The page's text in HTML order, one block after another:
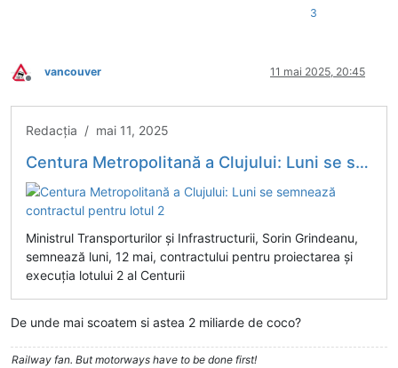
3
Deconectat
vancouver 11 mai 2025, 20:45
Redacția / mai 11, 2025
Centura Metropolitană a Clujului: Luni se semnează contractul pentru lotul 2
Ministrul Transporturilor și Infrastructurii, Sorin Grindeanu,
semnează luni, 12 mai, contractului pentru proiectarea și
execuția lotului 2 al Centurii
De unde mai scoatem si astea 2 miliarde de coco?
Railway fan. But motorways have to be done first!